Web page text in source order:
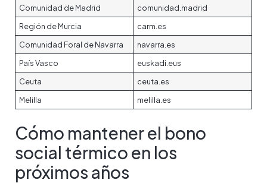
Comunidad de Madrid
comunidad.madrid
Región de Murcia
carm.es
Comunidad Foral de Navarra
navarra.es
País Vasco
euskadi.eus
Ceuta
ceuta.es
Melilla
melilla.es
Cómo mantener el bono
social térmico en los
próximos años